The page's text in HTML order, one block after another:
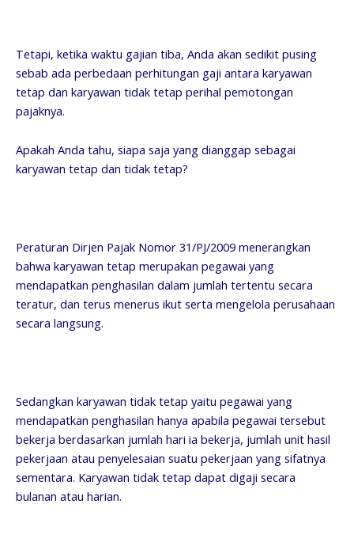
Tetapi, ketika waktu gajian tiba, Anda akan sedikit pusing
sebab ada perbedaan perhitungan gaji antara karyawan
tetap dan karyawan tidak tetap perihal pemotongan
pajaknya.
Apakah Anda tahu, siapa saja yang dianggap sebagai
karyawan tetap dan tidak tetap?
Peraturan Dirjen Pajak Nomor 31/PJ/2009 menerangkan
bahwa karyawan tetap merupakan pegawai yang
mendapatkan penghasilan dalam jumlah tertentu secara
teratur, dan terus menerus ikut serta mengelola perusahaan
secara langsung.
Sedangkan karyawan tidak tetap yaitu pegawai yang
mendapatkan penghasilan hanya apabila pegawai tersebut
bekerja berdasarkan jumlah hari ia bekerja, jumlah unit hasil
pekerjaan atau penyelesaian suatu pekerjaan yang sifatnya
sementara. Karyawan tidak tetap dapat digaji secara
bulanan atau harian.